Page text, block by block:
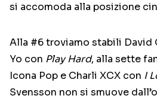
si accomoda alla posizione
Alla #6 troviamo stabili David
Yo con Play Hard, alla sette
Icona Pop e Charli XCX con I
Svensson non si smuove